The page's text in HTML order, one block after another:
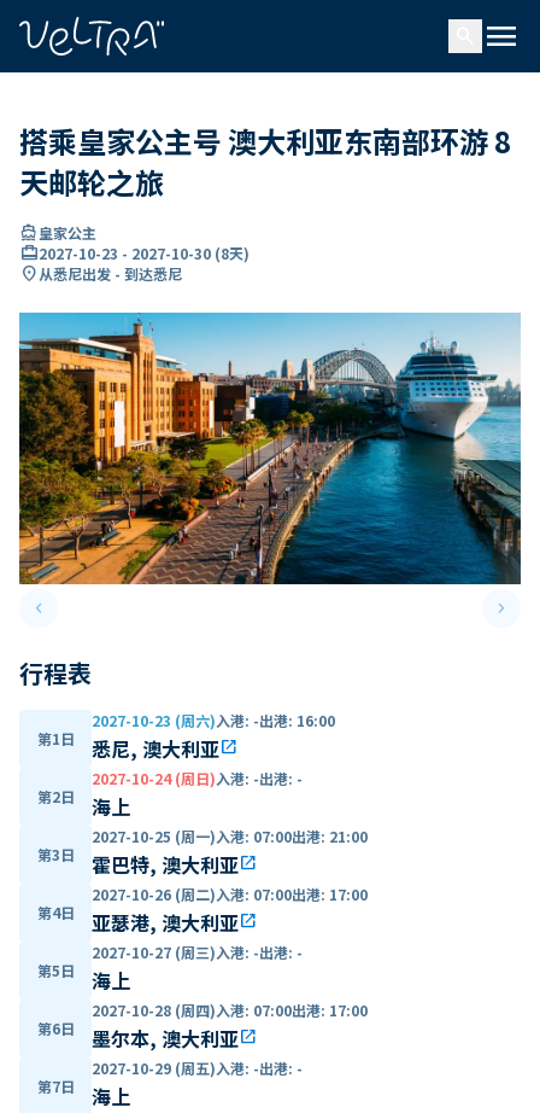
menu
搭乘皇家公主号 澳大利亚东南部环游 8
天邮轮之旅
directions_boat皇家公主
card_travel2027-10-23 - 2027-10-30 (8天)
location_on从悉尼出发 - 到达悉尼
keyboard_arrow_leftPrevious slide keyboard_arrow_right
行程表
第1日
2027-10-23 (周六)入港: -出港: 16:00
悉尼, 澳大利亚open_in_new
第2日
2027-10-24 (周日)入港: -出港: -
海上
第3日
2027-10-25 (周一)入港: 07:00出港: 21:00
霍巴特, 澳大利亚open_in_new
第4日
2027-10-26 (周二)入港: 07:00出港: 17:00
亚瑟港, 澳大利亚open_in_new
第5日
2027-10-27 (周三)入港: -出港: -
海上
第6日
2027-10-28 (周四)入港: 07:00出港: 17:00
墨尔本, 澳大利亚open_in_new
第7日
2027-10-29 (周五)入港: -出港: -
海上